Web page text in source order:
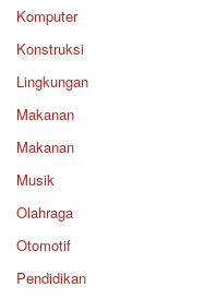
Komputer
Konstruksi
Lingkungan
Makanan
Makanan
Musik
Olahraga
Otomotif
Pendidikan